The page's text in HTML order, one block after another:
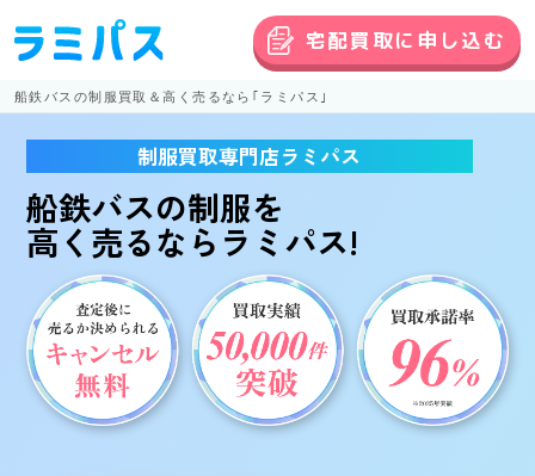
船鉄バスの制服買取＆高く売るなら｢ラミパス｣
宅配買取に申し込む
制服買取専門店ラミパス
船鉄バスの制服を
高く売るならラミパス!